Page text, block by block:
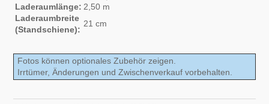
Laderaumlänge: 2,50 m
Laderaumbreite
(Standschiene):
21 cm
Fotos können optionales Zubehör zeigen.
Irrtümer, Änderungen und Zwischenverkauf vorbehalten.